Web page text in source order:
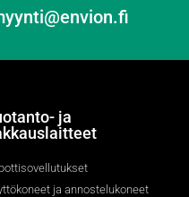
ja
ja annostelukoneet